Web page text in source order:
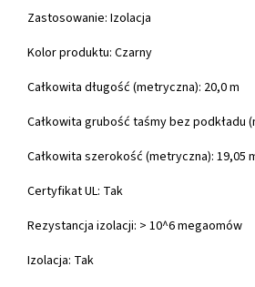
Zastosowanie: Izolacja
Kolor produktu: Czarny
Całkowita długość (metryczna): 20,0 m
Całkowita grubość taśmy bez podkładu
Całkowita szerokość (metryczna): 19,05
Certyfikat UL: Tak
Rezystancja izolacji: > 10^6 megaomów
Izolacja: Tak